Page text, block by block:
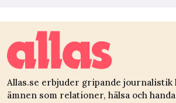
Allas.se erbjuder gripande
ämnen som relationer, hälsa och